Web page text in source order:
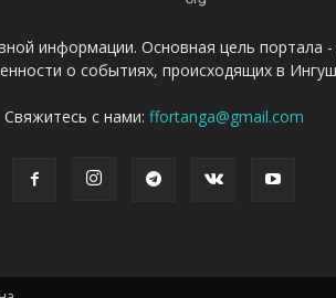
информации. Основная цель портала
о событиях, происходящих в
Свяжитесь с нами: ffortanga@gmail.com